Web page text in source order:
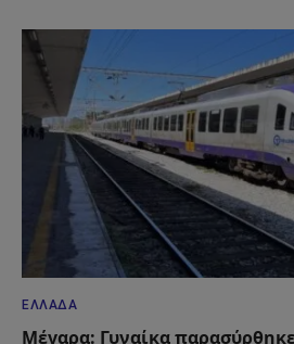
ΕΛΛΆΔΑ
Μέγαρα: Γυναίκα